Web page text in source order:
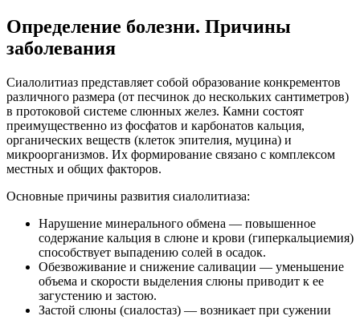
Определение болезни. Причины
заболевания
Сиалолитиаз представляет собой образование конкрементов
различного размера (от песчинок до нескольких сантиметров)
в протоковой системе слюнных желез. Камни состоят
преимущественно из фосфатов и карбонатов кальция,
органических веществ (клеток эпителия, муцина) и
микроорганизмов. Их формирование связано с комплексом
местных и общих факторов.
Основные причины развития сиалолитиаза:
Нарушение минерального обмена — повышенное
содержание кальция в слюне и крови (гиперкальциемия)
способствует выпадению солей в осадок.
Обезвоживание и снижение саливации — уменьшение
объема и скорости выделения слюны приводит к ее
загустению и застою.
Застой слюны (сиалостаз) — возникает при сужении